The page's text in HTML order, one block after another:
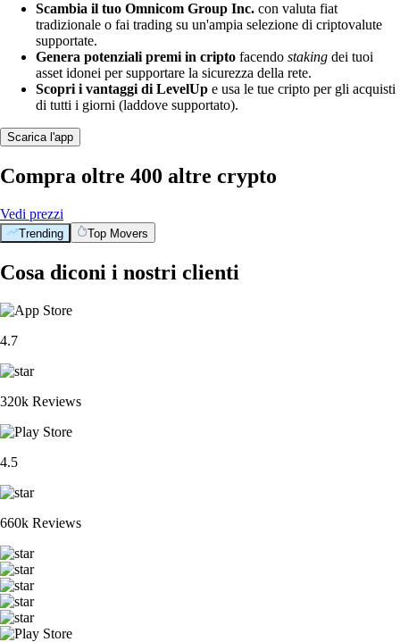
Scambia il tuo Omnicom Group Inc. con valuta fiat
tradizionale o fai trading su un'ampia selezione di criptovalute
supportate.
Genera potenziali premi in cripto facendo staking dei tuoi
asset idonei per supportare la sicurezza della rete.
Scopri i vantaggi di LevelUp e usa le tue cripto per gli acquisti
di tutti i giorni (laddove supportato).
Scarica l'app
Compra oltre 400 altre crypto
Vedi prezzi
Trending Top Movers
Cosa diconi i nostri clienti
4.7
320k Reviews
4.5
660k Reviews